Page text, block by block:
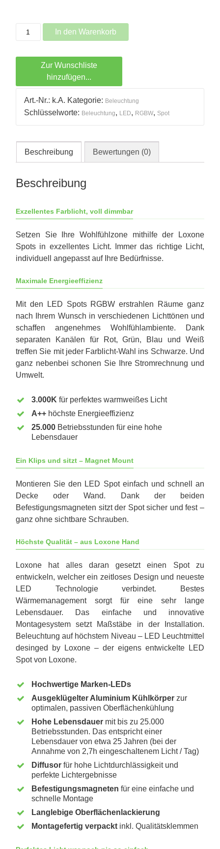
LED
Aufbauspot
In den Warenkorb
Zur Wunschliste
hinzufügen...
Art.-Nr.: k.A. Kategorie: Beleuchtung
Schlüsselworte: Beleuchtung, LED, RGBW, Spot
Beschreibung Bewertungen (0)
Beschreibung
Exzellentes Farblicht, voll dimmbar
Setzen Sie Ihre Wohlfühlzone mithilfe der Loxone
Spots in exzellentes Licht. Immer das richtige Licht,
individuell angepasst auf Ihre Bedürfnisse.
Maximale Energieeffizienz
Mit den LED Spots RGBW erstrahlen Räume ganz
nach Ihrem Wunsch in verschiedenen Lichttönen und
schaffen angenehmes Wohlfühlambiente. Dank
separaten Kanälen für Rot, Grün, Blau und Weiß
treffen Sie mit jeder Farblicht-Wahl ins Schwarze. Und
ganz nebenbei schonen Sie Ihre Stromrechnung und
Umwelt.
3.000K für perfektes warmweißes Licht
A++ höchste Energieeffizienz
25.000 Betriebsstunden für eine hohe
Lebensdauer
Ein Klips und sitzt – Magnet Mount
Montieren Sie den LED Spot einfach und schnell an
Decke oder Wand. Dank der beiden
Befestigungsmagneten sitzt der Spot sicher und fest –
ganz ohne sichtbare Schrauben.
Höchste Qualität – aus Loxone Hand
Loxone hat alles daran gesetzt einen Spot zu
entwickeln, welcher ein zeitloses Design und neueste
LED Technologie verbindet. Bestes
Wärmemanagement sorgt für eine sehr lange
Lebensdauer. Das einfache und innovative
Montagesystem setzt Maßstäbe in der Installation.
Beleuchtung auf höchstem Niveau – LED Leuchtmittel
desinged by Loxone – der eigens entwickelte LED
Spot von Loxone.
Hochwertige Marken-LEDs
Ausgeklügelter Aluminium Kühlkörper zur
optimalen, passiven Oberflächenkühlung
Hohe Lebensdauer mit bis zu 25.000
Betriebsstunden. Das entspricht einer
Lebensdauer von etwa 25 Jahren (bei der
Annahme von 2,7h eingeschaltenem Licht / Tag)
Diffusor für hohe Lichtdurchlässigkeit und
perfekte Lichtergebnisse
Befestigungsmagneten für eine einfache und
schnelle Montage
Langlebige Oberflächenlackierung
Montagefertig verpackt inkl. Qualitätsklemmen